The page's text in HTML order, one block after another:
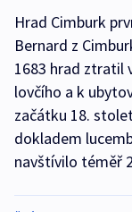
Hrad Cimburk
Bernard z
1683 hrad ztratil
lovčího a k
začátku 18.
dokladem
navštívilo téměř